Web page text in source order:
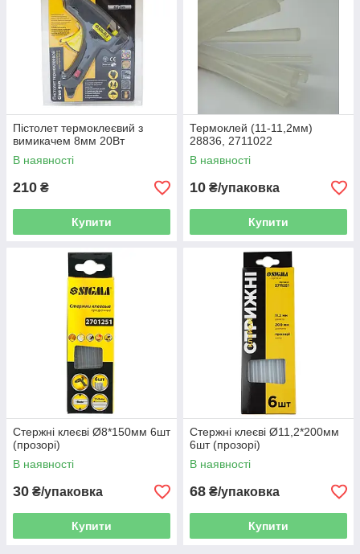
Пістолет термоклеєвий з
вимикачем 8мм 20Вт
В наявності
210 ₴
Купити
Термоклей (11-11,2мм)
28836, 2711022
В наявності
10 ₴/упаковка
Купити
Стержні клеєві Ø8*150мм 6шт
(прозорі)
В наявності
30 ₴/упаковка
Купити
Стержні клеєві Ø11,2*200мм
6шт (прозорі)
В наявності
68 ₴/упаковка
Купити